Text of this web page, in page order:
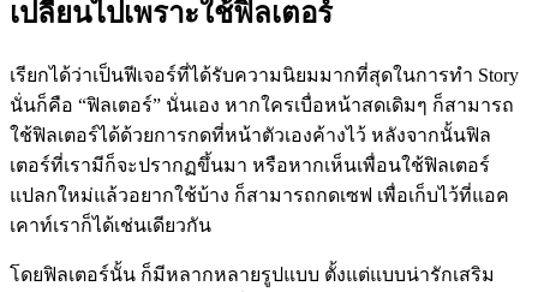
เปลี่ยนไปเพราะใช้ฟิลเตอร์
เรียกได้ว่าเป็นฟีเจอร์ที่ได้รับความนิยมมากที่สุดในการทำ Story
นั่นก็คือ “ฟิลเตอร์” นั่นเอง หากใครเบื่อหน้าสดเดิมๆ ก็สามารถ
ใช้ฟิลเตอร์ได้ด้วยการกดที่หน้าตัวเองค้างไว้ หลังจากนั้นฟิล
เตอร์ที่เรามีก็จะปรากฏขึ้นมา หรือหากเห็นเพื่อนใช้ฟิลเตอร์
แปลกใหม่แล้วอยากใช้บ้าง ก็สามารถกดเซฟ เพื่อเก็บไว้ที่แอค
เคาท์เราก็ได้เช่นเดียวกัน
โดยฟิลเตอร์นั้น ก็มีหลากหลายรูปแบบ ตั้งแต่แบบน่ารักเสริม